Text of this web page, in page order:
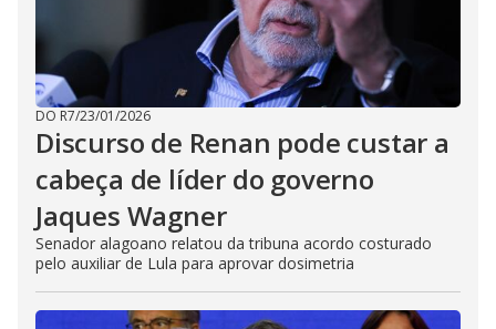
DO R7/23/01/2026
Discurso de Renan pode custar a
cabeça de líder do governo
Jaques Wagner
Senador alagoano relatou da tribuna acordo costurado
pelo auxiliar de Lula para aprovar dosimetria